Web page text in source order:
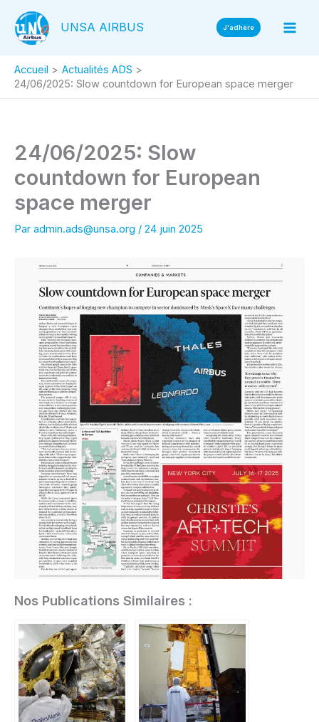
contenu
UNSA AIRBUS J'adhère
Accueil
Actualités ADS
24/06/2025: Slow countdown for European space merger
24/06/2025: Slow
countdown for European
space merger
Par admin.ads@unsa.org / 24 juin 2025
Nos Publications Similaires :